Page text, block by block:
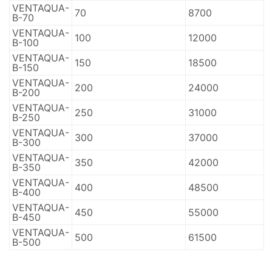
VENTAQUA-
В-70
70
8700
VENTAQUA-
В-100
100
12000
VENTAQUA-
В-150
150
18500
VENTAQUA-
В-200
200
24000
VENTAQUA-
В-250
250
31000
VENTAQUA-
В-300
300
37000
VENTAQUA-
В-350
350
42000
VENTAQUA-
В-400
400
48500
VENTAQUA-
В-450
450
55000
VENTAQUA-
В-500
500 61500